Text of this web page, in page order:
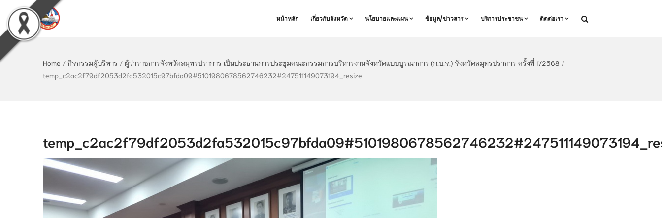
หน้าหลัก เกี่ยวกับจังหวัด นโยบายและแผน ข้อมูล/ข่าวสาร บริการประชาชน ติดต่อเรา
Home / กิจกรรมผู้บริหาร / ผู้ว่าราชการจังหวัดสมุทรปราการ เป็นประธานการประชุมคณะกรรมการบริหารงานจังหวัดแบบบูรณาการ (ก.บ.จ.) จังหวัดสมุทรปราการ ครั้งที่ 1/2568 /
temp_c2ac2f79df2053d2fa532015c97bfda09#5101980678562746232#247511149073194_resize